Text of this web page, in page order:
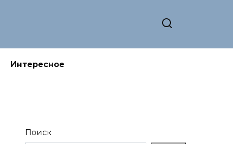
Интересное
Поиск